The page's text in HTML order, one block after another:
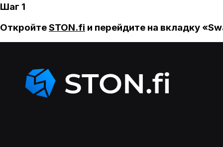
Шаг 1
ОткройтеSTON.fi и перейдите на вкладку